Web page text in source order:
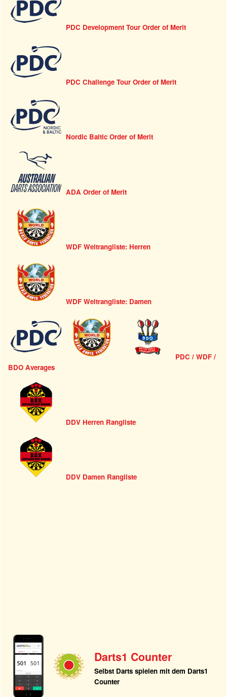
PDC Development Tour Order of Merit
PDC Challenge Tour Order of Merit
Nordic Baltic Order of Merit
ADA Order of Merit
WDF Weltrangliste: Herren
WDF Weltrangliste: Damen
PDC / WDF /
BDO Averages
DDV Herren Rangliste
DDV Damen Rangliste
Darts1 Counter
Selbst Darts spielen mit dem Darts1
Counter